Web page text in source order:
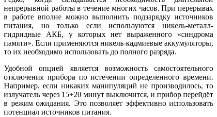
непрерывной работы в течение многих часов. При перерывах
в работе вполне можно выполнить подзарядку источников
питания, но только если используются никель-металл-
гидридные АКБ, у которых нет выраженного «синдрома
памяти». Если применяются никель-кадмиевые аккумуляторы,
то их необходимо использовать до полного разряда.
Удобной опцией является возможность самостоятельного
отключения прибора по истечении определенного времени.
Например, если никаких манипуляций не производилось, то
излучатель через 15÷20 минут выключится, и прибор перейдёт
в режим ожидания. Это позволяет эффективно использовать
потенциал источников питания.